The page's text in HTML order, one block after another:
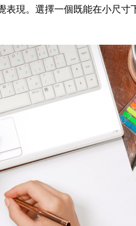
表現。選擇一個既能在小尺